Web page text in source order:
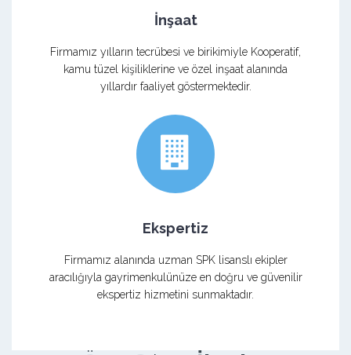
İnşaat
Firmamız yılların tecrübesi ve birikimiyle Kooperatif,
kamu tüzel kişiliklerine ve özel inşaat alanında
yıllardır faaliyet göstermektedir.
Ekspertiz
Firmamız alanında uzman SPK lisanslı ekipler
aracılığıyla gayrimenkulünüze en doğru ve güvenilir
ekspertiz hizmetini sunmaktadır.